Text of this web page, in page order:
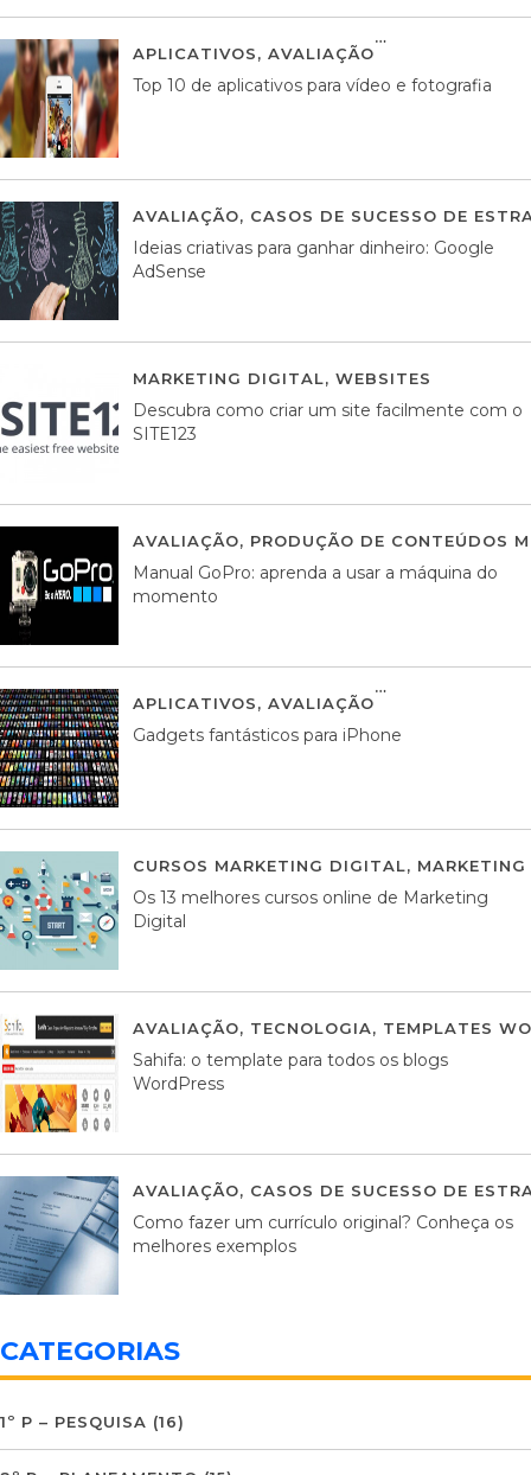
APLICATIVOS, AVALIAÇÃO
Top 10 de aplicativos para vídeo e fotografia
AVALIAÇÃO, CASOS DE SUCESSO DE
Ideias criativas para ganhar dinheiro: Google
AdSense
MARKETING DIGITAL, WEBSITES
Descubra como criar um site facilmente com o
SITE123
AVALIAÇÃO, PRODUÇÃO DE CONTEÚDOS
Manual GoPro: aprenda a usar a máquina do
momento
APLICATIVOS, AVALIAÇÃO
Gadgets fantásticos para iPhone
CURSOS MARKETING DIGITAL,
Os 13 melhores cursos online de Marketing
Digital
AVALIAÇÃO, TECNOLOGIA, TEMPLATES
Sahifa: o template para todos os blogs
WordPress
AVALIAÇÃO, CASOS DE SUCESSO DE
Como fazer um currículo original? Conheça os
melhores exemplos
CATEGORIAS
1º P – PESQUISA (16)